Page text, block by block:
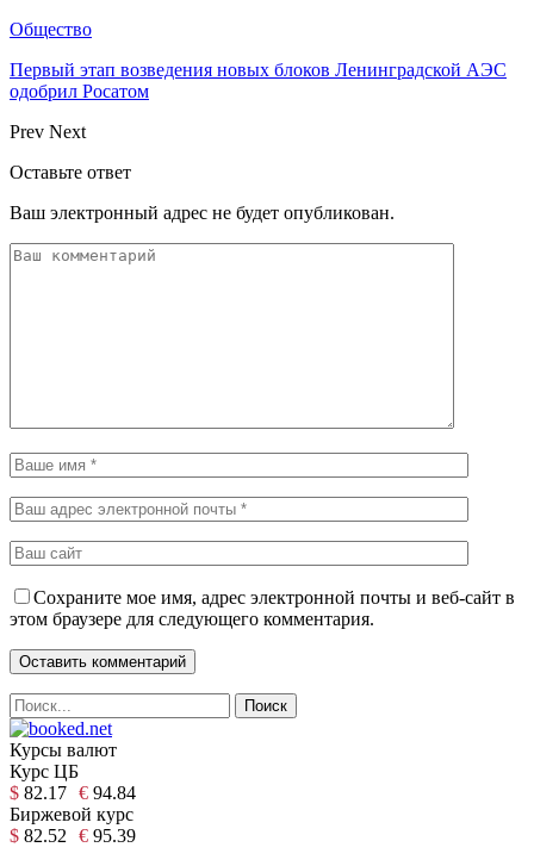
Общество
Первый этап возведения новых блоков Ленинградской АЭС
одобрил Росатом
Prev Next
Оставьте ответ
Ваш электронный адрес не будет опубликован.
Сохраните мое имя, адрес электронной почты и веб-сайт в
этом браузере для следующего комментария.
Курсы валют
Курс ЦБ
$ 82.17 € 94.84
Биржевой курс
$ 82.52 € 95.39